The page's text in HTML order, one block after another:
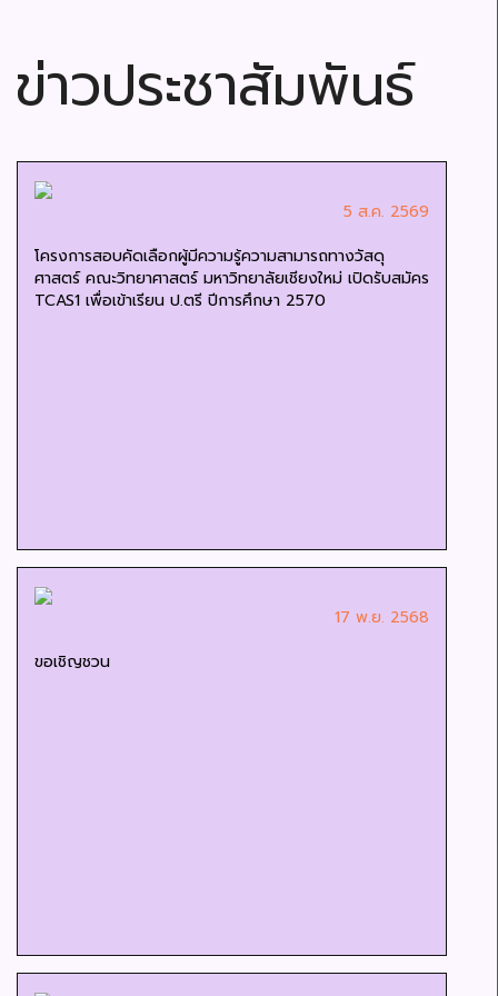
ข่าวประชาสัมพันธ์
5 ส.ค. 2569
โครงการสอบคัดเลือกผู้มีความรู้ความสามารถทางวัสดุ
ศาสตร์ คณะวิทยาศาสตร์ มหาวิทยาลัยเชียงใหม่ เปิดรับสมัคร
TCAS1 เพื่อเข้าเรียน ป.ตรี ปีการศึกษา 2570
17 พ.ย. 2568
ขอเชิญชวน